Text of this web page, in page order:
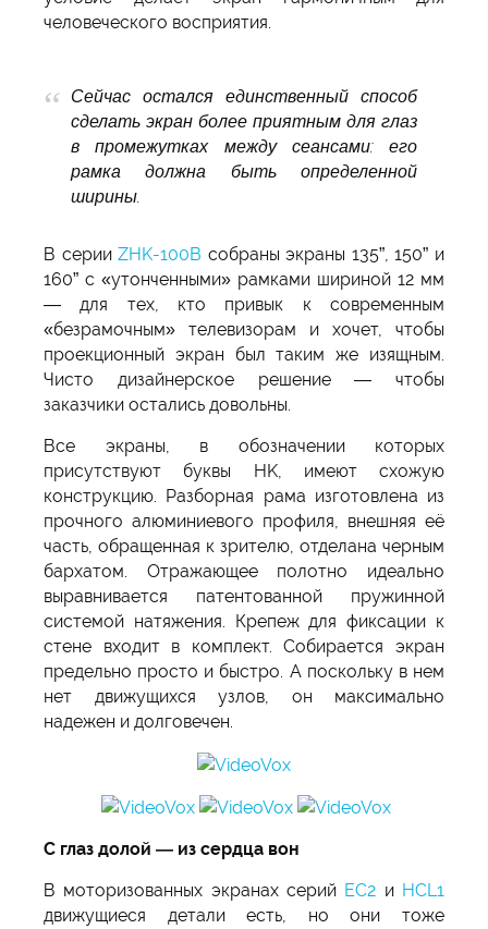
человеческого восприятия.
Сейчас остался единственный способ
сделать экран более приятным для глаз
в промежутках между сеансами: его
рамка должна быть определенной
ширины.
В серииZHK-100B собраны экраны 135”, 150” и
160” с «утонченными» рамками шириной 12 мм
— для тех, кто привык к современным
«безрамочным» телевизорам и хочет, чтобы
проекционный экран был таким же изящным.
Чисто дизайнерское решение — чтобы
заказчики остались довольны.
Все экраны, в обозначении которых
присутствуют буквы HK, имеют схожую
конструкцию. Разборная рама изготовлена из
прочного алюминиевого профиля, внешняя её
часть, обращенная к зрителю, отделана черным
бархатом. Отражающее полотно идеально
выравнивается патентованной пружинной
системой натяжения. Крепеж для фиксации к
стене входит в комплект. Собирается экран
предельно просто и быстро. А поскольку в нем
нет движущихся узлов, он максимально
надежен и долговечен.
С глаз долой — из сердца вон
В моторизованных экранах серий EC2 и HCL1
движущиеся детали есть, но они тоже